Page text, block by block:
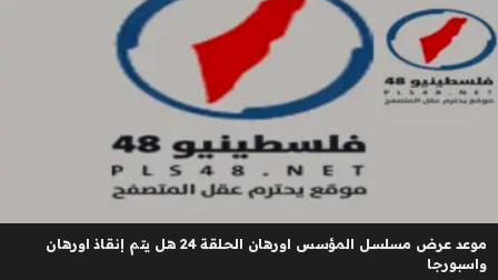
موعد عرض مسلسل المؤسس اورهان الحلقة 24 هل يتم إنقاذ اورهان
واسبورجا